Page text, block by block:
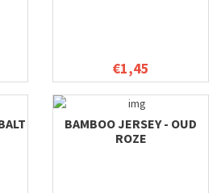
€1,45
BAMBOO JERSEY - OUD
ROZE